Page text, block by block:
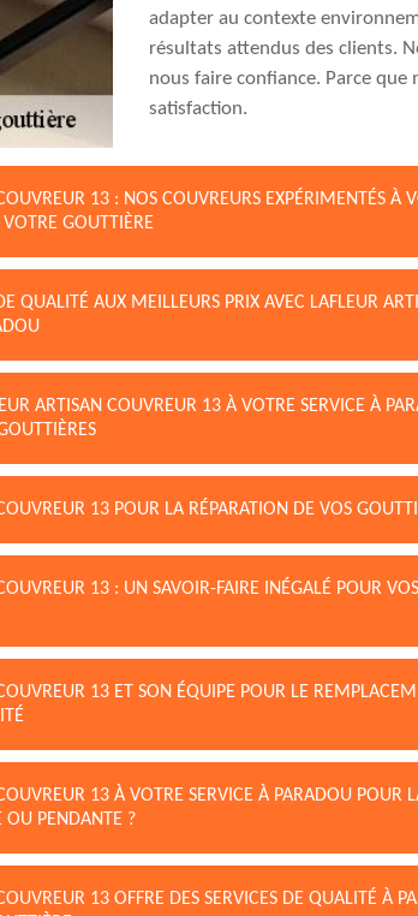
adapter au contexte
résultats attendus des clients.
nous faire confiance. Parce
satisfaction.
13 : NOS COUVREURS EXPÉRIMENTÉS À
VOTRE GOUTTIÈRE
QUALITÉ AUX MEILLEURS PRIX AVEC LAFLEUR
ARTISAN COUVREUR 13 À VOTRE SERVICE À
13 POUR LA RÉPARATION DE VOS
13 : UN SAVOIR-FAIRE INÉGALÉ POUR
13 ET SON ÉQUIPE POUR LE
13 À VOTRE SERVICE À PARADOU POUR
OU PENDANTE ?
13 OFFRE DES SERVICES DE QUALITÉ À